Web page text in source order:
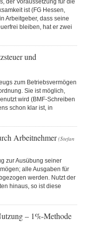
der Voraussetzung für die
ist (FG Hessen,
Arbeitgeber, dass seine
bleiben, hat er zwei
und
zum Betriebsvermögen
Sie ist möglich,
wird (BMF-Schreiben
schon klar ist, in
Arbeitnehmer (Stefan
zur Ausübung seiner
alle Ausgaben für
werden. Nutzt der
hinaus, so ist diese
– 1%-Methode